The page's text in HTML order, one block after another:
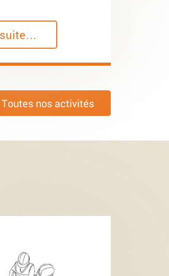
Toutes nos activités